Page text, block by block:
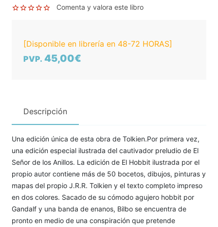
Comenta y valora este libro
[Disponible en librería en 48-72 HORAS]
PVP. 45,00€
Descripción
Una edición única de esta obra de Tolkien.Por primera vez,
una edición especial ilustrada del cautivador preludio de El
Señor de los Anillos. La edición de El Hobbit ilustrada por el
propio autor contiene más de 50 bocetos, dibujos, pinturas y
mapas del propio J.R.R. Tolkien y el texto completo impreso
en dos colores. Sacado de su cómodo agujero hobbit por
Gandalf y una banda de enanos, Bilbo se encuentra de
pronto en medio de una conspiración que pretende